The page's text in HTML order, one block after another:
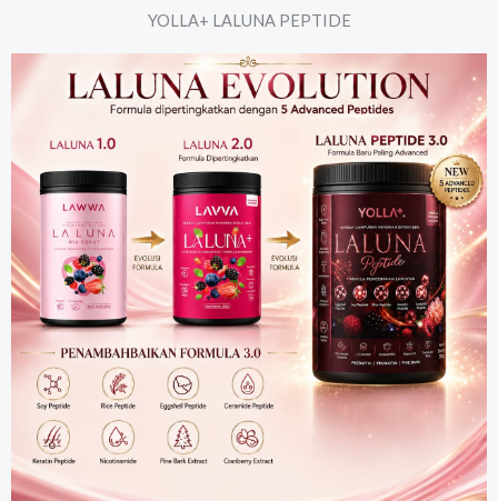
YOLLA+ LALUNA PEPTIDE